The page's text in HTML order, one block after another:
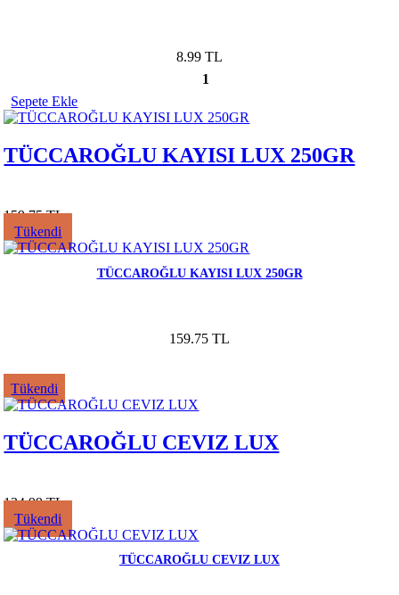
8.99 TL
1
Sepete Ekle
TÜCCAROĞLU KAYISI LUX 250GR
159.75 TL
Tükendi
TÜCCAROĞLU KAYISI LUX 250GR
159.75 TL
Tükendi
TÜCCAROĞLU CEVIZ LUX
134.99 TL
Tükendi
TÜCCAROĞLU CEVIZ LUX